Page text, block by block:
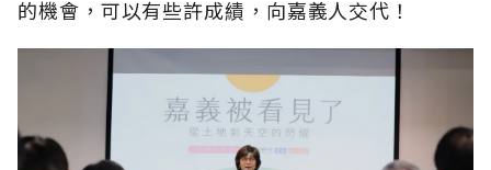
的機會，可以有些許成績，向嘉義人交代！